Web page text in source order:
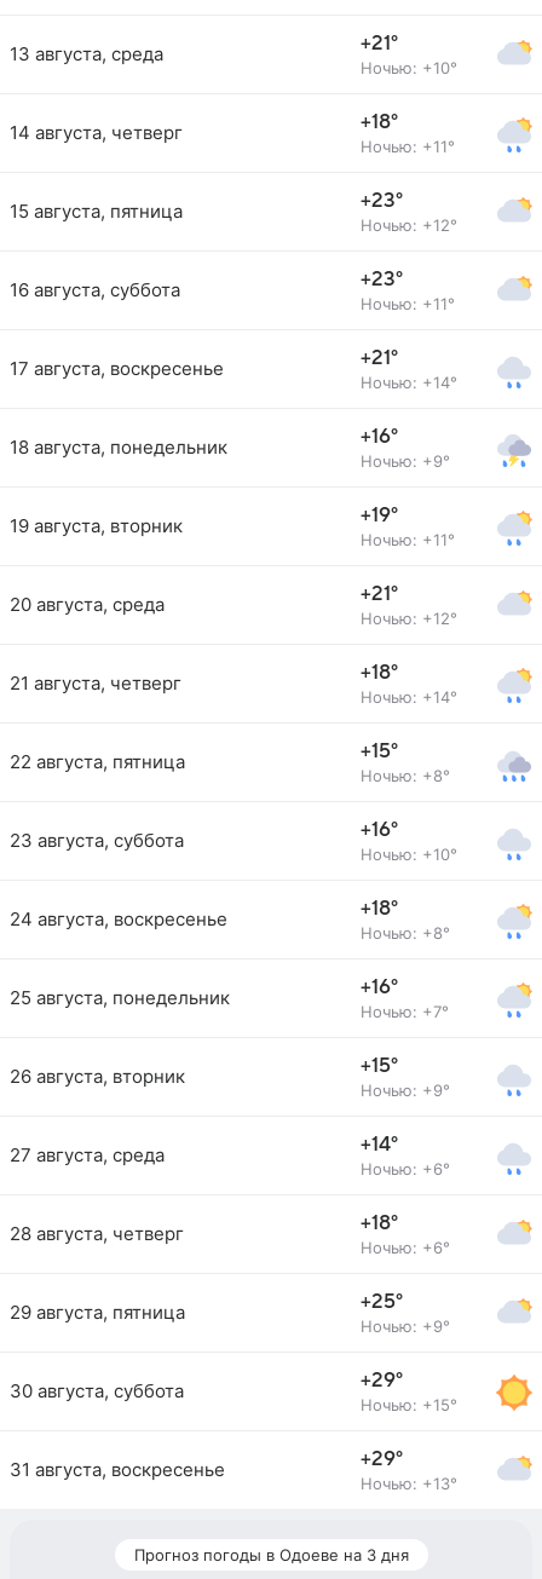
13 августа, среда +21°
Ночью: +10°
14 августа, четверг +18°
Ночью: +11°
15 августа, пятница +23°
Ночью: +12°
16 августа, суббота +23°
Ночью: +11°
17 августа, воскресенье +21°
Ночью: +14°
18 августа, понедельник +16°
Ночью: +9°
19 августа, вторник +19°
Ночью: +11°
20 августа, среда +21°
Ночью: +12°
21 августа, четверг +18°
Ночью: +14°
22 августа, пятница +15°
Ночью: +8°
23 августа, суббота +16°
Ночью: +10°
24 августа, воскресенье +18°
Ночью: +8°
25 августа, понедельник +16°
Ночью: +7°
26 августа, вторник +15°
Ночью: +9°
27 августа, среда +14°
Ночью: +6°
28 августа, четверг +18°
Ночью: +6°
29 августа, пятница +25°
Ночью: +9°
30 августа, суббота +29°
Ночью: +15°
31 августа, воскресенье +29°
Ночью: +13°
Прогноз погоды в Одоеве на 3 дня